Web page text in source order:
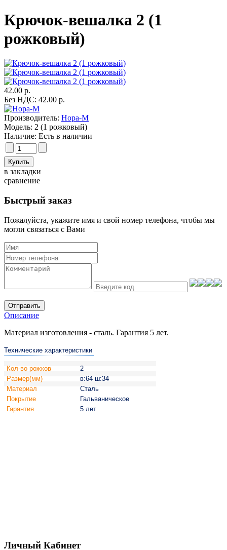
Крючок-вешалка 2 (1
рожковый)
42.00 р.
Без НДС: 42.00 р.
Производитель: Нора-М
Модель: 2 (1 рожковый)
Наличие: Есть в наличии
в закладки
сравнение
Быстрый заказ
Пожалуйста, укажите имя и свой номер телефона, чтобы мы
могли связаться с Вами
Отправить
Описание
Материал изготовления - сталь. Гарантия 5 лет.
Технические характеристики
Кол-во рожков
2
Размер(мм)
в:64 ш:34
Материал
Сталь
Покрытие
Гальваническое
Гарантия
5 лет
Личный Кабинет